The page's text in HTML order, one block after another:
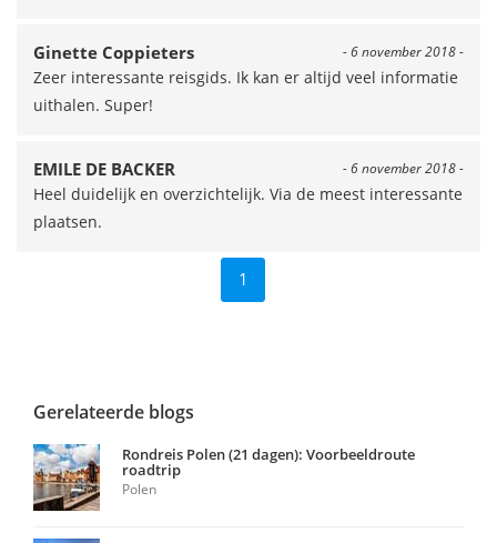
- 6 november 2018 -
Ginette Coppieters
Zeer interessante reisgids. Ik kan er altijd veel informatie
uithalen. Super!
- 6 november 2018 -
EMILE DE BACKER
Heel duidelijk en overzichtelijk. Via de meest interessante
plaatsen.
1
Gerelateerde blogs
Rondreis Polen (21 dagen): Voorbeeldroute
roadtrip
Polen